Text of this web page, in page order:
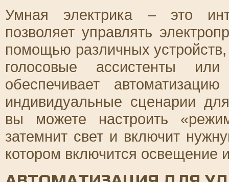
Умная электрика – это
позволяет управлять
помощью различных
голосовые ассистенты
обеспечивает
индивидуальные сценарии
вы можете настроить
затемнит свет и включит
котором включится освещение